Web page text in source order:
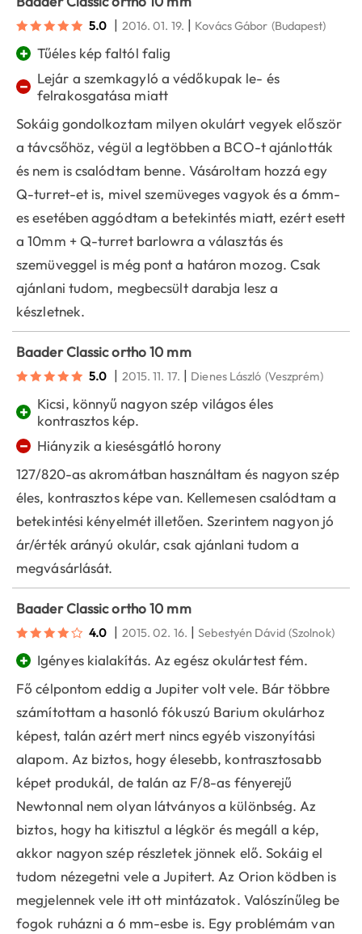
5.0 | 2016. 01. 19. | Kovács Gábor (Budapest)
+ Tűéles kép faltól falig
−
Lejár a szemkagyló a védőkupak le- és
felrakosgatása miatt
Sokáig gondolkoztam milyen okulárt vegyek először
a távcsőhöz, végül a legtöbben a BCO-t ajánlották
és nem is csalódtam benne. Vásároltam hozzá egy
Q-turret-et is, mivel szemüveges vagyok és a 6mm-
es esetében aggódtam a betekintés miatt, ezért esett
a 10mm + Q-turret barlowra a választás és
szemüveggel is még pont a határon mozog. Csak
ajánlani tudom, megbecsült darabja lesz a
készletnek.
Baader Classic ortho 10 mm
5.0 | 2015. 11. 17. | Dienes László (Veszprém)
+
Kicsi, könnyű nagyon szép világos éles
kontrasztos kép.
−
Hiányzik a kiesésgátló horony
127/820-as akromátban használtam és nagyon szép
éles, kontrasztos képe van. Kellemesen csalódtam a
betekintési kényelmét illetően. Szerintem nagyon jó
ár/érték arányú okulár, csak ajánlani tudom a
megvásárlását.
Baader Classic ortho 10 mm
4.0 | 2015. 02. 16. |Sebestyén Dávid (Szolnok)
+
Igényes kialakítás. Az egész okulártest fém.
Fő célpontom eddig a Jupiter volt vele. Bár többre
számítottam a hasonló fókuszú Barium okulárhoz
képest, talán azért mert nincs egyéb viszonyítási
alapom. Az biztos, hogy élesebb, kontrasztosabb
képet produkál, de talán az F/8-as fényerejű
Newtonnal nem olyan látványos a különbség. Az
biztos, hogy ha kitisztul a légkör és megáll a kép,
akkor nagyon szép részletek jönnek elő. Sokáig el
tudom nézegetni vele a Jupitert. Az Orion ködben is
megjelennek vele itt ott mintázatok. Valószínűleg be
fogok ruházni a 6 mm-esbe is. Egy problémám van